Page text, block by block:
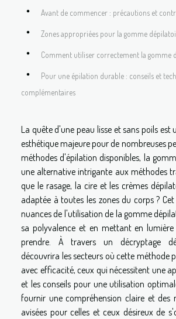
Avant de commencer : précautions et
Zones appropriées pour la gomme
Comment utiliser correctement la gomme
Pour une épilation durable : conseils et
complémentaires
La quête d'une peau lisse et sans poils est
esthétique majeure pour de nombreuses
méthodes d'épilation disponibles, la
une alternative intrigante aux méthodes
que le rasage, la cire et les crèmes
adaptée à toutes les zones du corps ?
nuances de l'utilisation de la gomme
sa polyvalence et en mettant en
prendre. À travers un décryptage
découvrira les secteurs où cette méthode
avec efficacité, ceux qui nécessitent une
et les conseils pour une utilisation
fournir une compréhension claire et des
avisées pour celles et ceux désireux de